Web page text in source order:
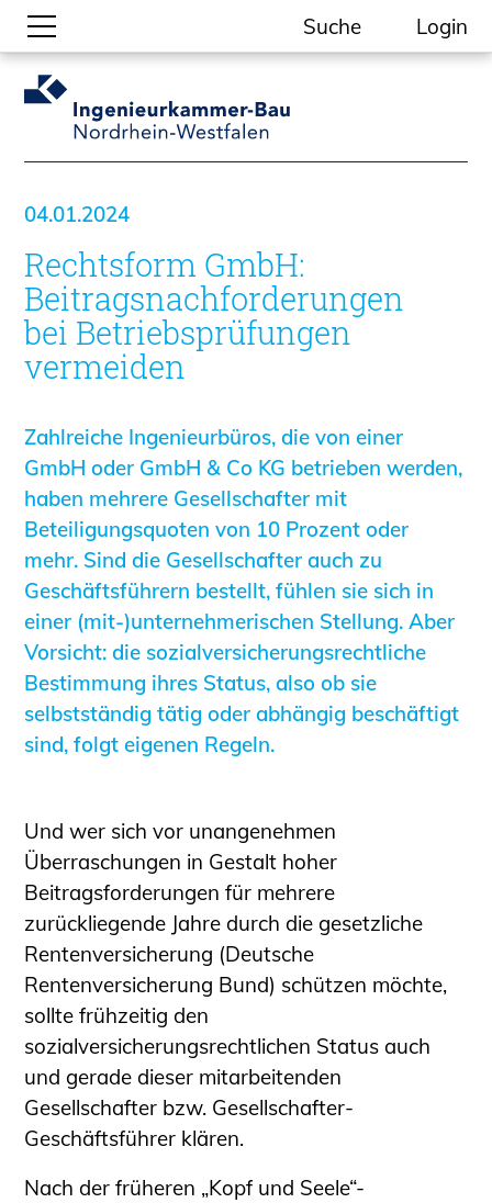
Suche
Gesellschaftliche Themen
Aktuelle Meldungen
Kein Ding ohne ING.
Ingenieurkammer-Bau NRW
Willkommen bei der Kammer
Aufgaben
Gremien
Geschäftsstelle
Veranstaltungsformate
Unsere Publikationen
Informationen für Fortbildungsträger
Anträge, Anzeigen, Formulare
Fortbildung/Seminare
Informationen für Ingenieurinnen
und Ingenieure
Recht
Planungswettbewerbe
Publikationen
Öffentlich bestellte und vereidigte
Sachverständige
Prüfsachverständige
Qualifizierte Tragwerksplaner/-innen
Bauvorlageberechtigte
Sachkundige für Zustands- und
Funktionsprüfung privater
Abwasserleitungen
Vereinbarungen mit
Ingenieurkammern
Büronachfolge
Zusatzqualifikationen
Login
04.01.2024
Rechtsform GmbH:
Beitragsnachforderungen
bei Betriebsprüfungen
vermeiden
Zahlreiche Ingenieurbüros, die von einer
GmbH oder GmbH & Co KG betrieben werden,
haben mehrere Gesellschafter mit
Beteiligungsquoten von 10 Prozent oder
mehr. Sind die Gesellschafter auch zu
Geschäftsführern bestellt, fühlen sie sich in
einer (mit-)unternehmerischen Stellung. Aber
Vorsicht: die sozialversicherungsrechtliche
Bestimmung ihres Status, also ob sie
selbstständig tätig oder abhängig beschäftigt
sind, folgt eigenen Regeln.
Und wer sich vor unangenehmen
Überraschungen in Gestalt hoher
Beitragsforderungen für mehrere
zurückliegende Jahre durch die gesetzliche
Rentenversicherung (Deutsche
Rentenversicherung Bund) schützen möchte,
sollte frühzeitig den
sozialversicherungsrechtlichen Status auch
und gerade dieser mitarbeitenden
Gesellschafter bzw. Gesellschafter-
Geschäftsführer klären.
Nach der früheren „Kopf und Seele“-